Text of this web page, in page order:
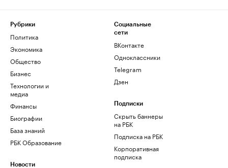
Рубрики
Политика
Экономика
Общество
Бизнес
Технологии и
медиа
Финансы
Биографии
База знаний
РБК Образование
Новости
Социальные
сети
ВКонтакте
Одноклассники
Telegram
Дзен
Подписки
Скрыть баннеры
на РБК
Подписка на РБК
Корпоративная
подписка